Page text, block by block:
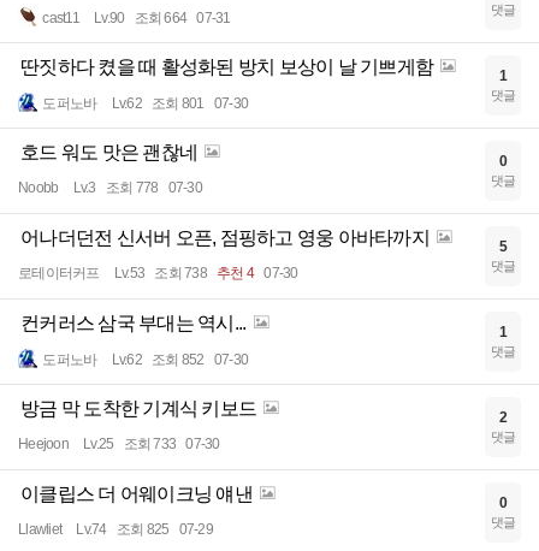
cast11 Lv.90 조회 664 07-31 댓글
딴짓하다 켰을 때 활성화된 방치 보상이 날 기쁘게함
도퍼노바 Lv.62 조회 801 07-30
1
댓글
호드 워도 맛은 괜찮네
Noobb Lv.3 조회 778 07-30
0
댓글
어나더던전 신서버 오픈, 점핑하고 영웅 아바타까지
로테이터커프 Lv.53 조회 738 추천 4 07-30
5
댓글
컨커러스 삼국 부대는 역시...
도퍼노바 Lv.62 조회 852 07-30
1
댓글
방금 막 도착한 기계식 키보드
Heejoon Lv.25 조회 733 07-30
2
댓글
이클립스 더 어웨이크닝 얘낸
Llawliet Lv.74 조회 825 07-29
0
댓글